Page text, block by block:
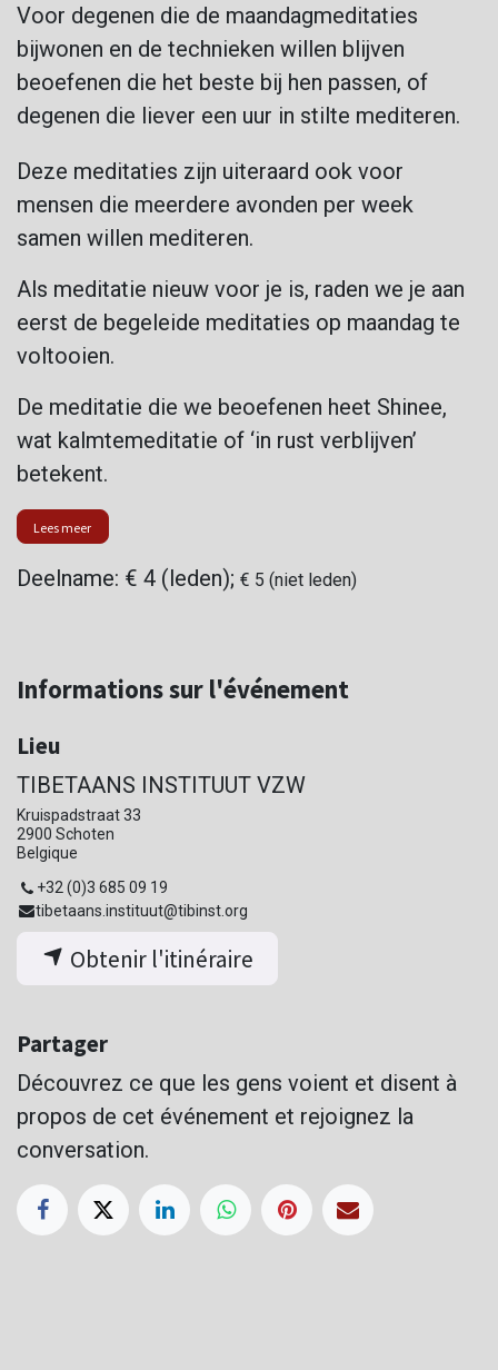
Voor degenen die de maandagmeditaties
bijwonen en de technieken willen blijven
beoefenen die het beste bij hen passen, of
degenen die liever een uur in stilte mediteren.
Deze meditaties zijn uiteraard ook voor
mensen die meerdere avonden per week
samen willen mediteren.
Als meditatie nieuw voor je is, raden we je aan
eerst de begeleide meditaties op maandag te
voltooien.
De meditatie die we beoefenen heet Shinee,
wat kalmtemeditatie of ‘in rust verblijven’
betekent.
Lees meer
Deelname: € 4 (leden); € 5 (niet leden)
Informations sur l'événement
Lieu
TIBETAANS INSTITUUT VZW
Kruispadstraat 33
2900 Schoten
Belgique
+32 (0)3 685 09 19
tibetaans.instituut@tibinst.org
Obtenir l'itinéraire
Partager
Découvrez ce que les gens voient et disent à
propos de cet événement et rejoignez la
conversation.